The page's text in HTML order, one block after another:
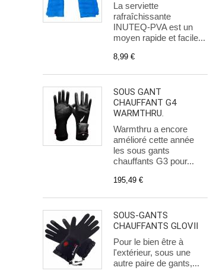
La serviette
rafraîchissante
INUTEQ-PVA est un
moyen rapide et facile...
8,99 €
SOUS GANT
CHAUFFANT G4
WARMTHRU.
Warmthru a encore
amélioré cette année
les sous gants
chauffants G3 pour...
195,49 €
SOUS-GANTS
CHAUFFANTS GLOVII
Pour le bien être à
l'extérieur, sous une
autre paire de gants,...